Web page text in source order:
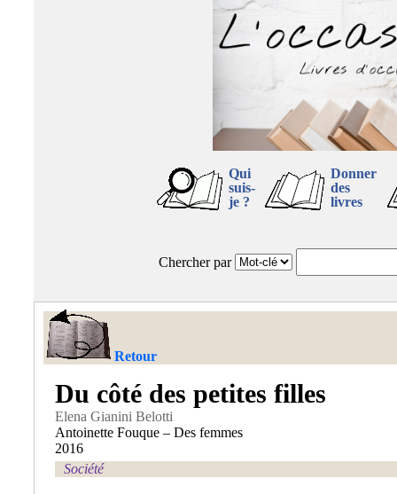
Qui
suis-
je ?
Donner
des
livres
Chercher par
Retour
Du côté des petites filles
Elena Gianini Belotti
Antoinette Fouque – Des femmes
2016
Société